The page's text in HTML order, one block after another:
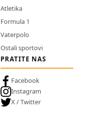
Atletika
Formula 1
Vaterpolo
Ostali sportovi
PRATITE NAS
Facebook
Instagram
X / Twitter